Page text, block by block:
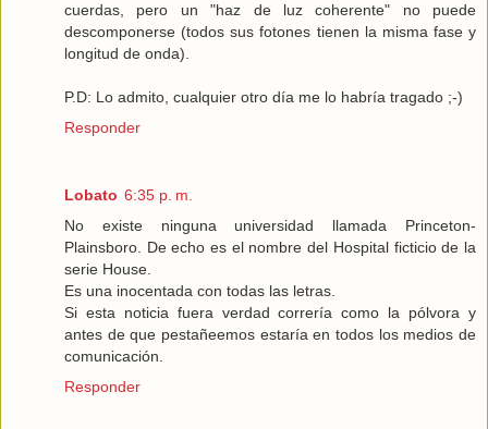
cuerdas, pero un "haz de luz coherente" no puede
descomponerse (todos sus fotones tienen la misma fase y
longitud de onda).
P.D: Lo admito, cualquier otro día me lo habría tragado ;-)
Responder
Lobato 6:35 p. m.
No existe ninguna universidad llamada Princeton-
Plainsboro. De echo es el nombre del Hospital ficticio de la
serie House.
Es una inocentada con todas las letras.
Si esta noticia fuera verdad correría como la pólvora y
antes de que pestañeemos estaría en todos los medios de
comunicación.
Responder